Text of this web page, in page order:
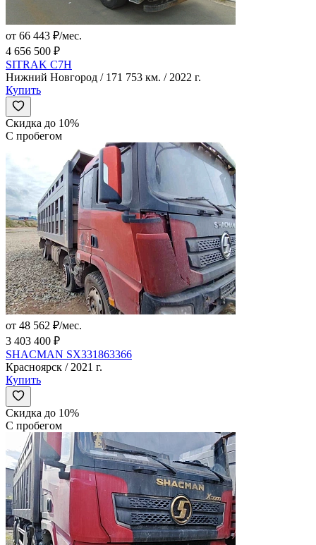
от 66 443 ₽/мес.
4 656 500 ₽
SITRAK C7H
Нижний Новгород / 171 753 км. / 2022 г.
Купить
Скидка до 10%
С пробегом
от 48 562 ₽/мес.
3 403 400 ₽
SHACMAN SX331863366
Красноярск / 2021 г.
Купить
Скидка до 10%
С пробегом